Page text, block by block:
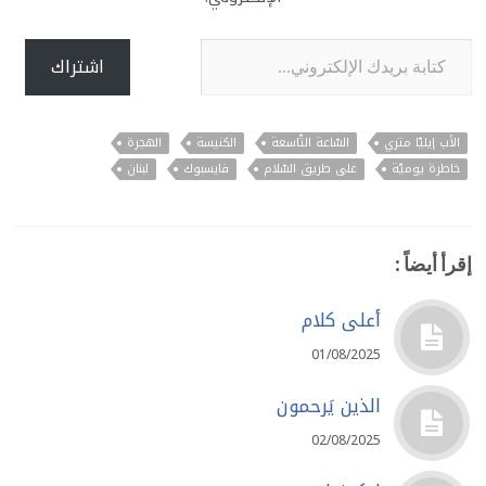
كتابة بريدك الإلكتروني...
اشتراك
الأب إيليّا متري السّاعة التّاسعة الكنيسة
الهجرة
خاطرة يوميّة
على طريق السّلام فايسبوك لبنان
إقرأ أيضاً :
أعلى كلام
01/08/2025
الذين يَرحمون
02/08/2025